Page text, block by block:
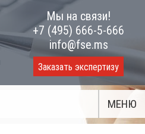
Мы на связи!
+7 (495) 666-5-666
info@fse.ms
Заказать экспертизу
МЕНЮ